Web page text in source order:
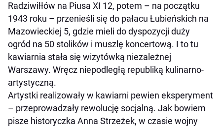
Radziwiłłów na Piusa XI 12, potem – na początku
1943 roku – przenieśli się do pałacu Łubieńskich na
Mazowieckiej 5, gdzie mieli do dyspozycji duży
ogród na 50 stolików i muszlę koncertową. I to tu
kawiarnia stała się wizytówką niezależnej
Warszawy. Wręcz niepodległą republiką kulinarno-
artystyczną.
Artystki realizowały w kawiarni pewien eksperyment
– przeprowadzały rewolucję socjalną. Jak bowiem
pisze historyczka Anna Strzeżek, w czasie wojny